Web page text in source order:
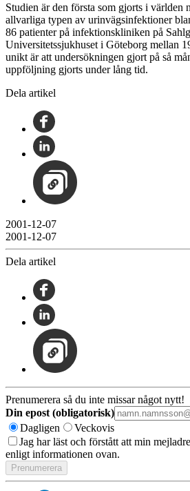
Studien är den första som gjorts i världen
allvarliga typen av urinvägsinfektioner
86 patienter på infektionskliniken på
Universitetssjukhuset i Göteborg mellan
unikt är att undersökningen gjort på så
uppföljning gjorts under lång tid.
Dela artikel
2001-12-07
2001-12-07
Dela artikel
Prenumerera så du inte missar något nytt!
Din epost (obligatorisk)
Dagligen
Veckovis
Jag har läst och förstått att min
enligt informationen ovan.